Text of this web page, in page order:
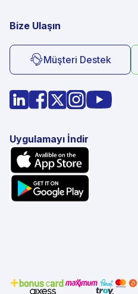
Bize Ulaşın
Müşteri Destek
Uygulamayı İndir